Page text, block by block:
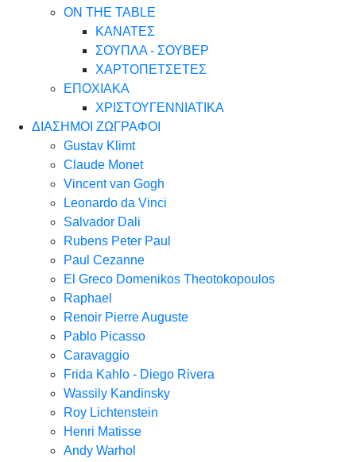
ON THE TABLE
ΚΑΝΑΤΕΣ
ΣΟΥΠΛΑ - ΣΟΥΒΕΡ
ΧΑΡΤΟΠΕΤΣΕΤΕΣ
ΕΠΟΧΙΑΚΑ
ΧΡΙΣΤΟΥΓΕΝΝΙΑΤΙΚΑ
ΔΙΑΣΗΜΟΙ ΖΩΓΡΑΦΟΙ
Gustav Klimt
Claude Monet
Vincent van Gogh
Leonardo da Vinci
Salvador Dali
Rubens Peter Paul
Paul Cezanne
El Greco Domenikos Theotokopoulos
Raphael
Renoir Pierre Auguste
Pablo Picasso
Caravaggio
Frida Kahlo - Diego Rivera
Wassily Kandinsky
Roy Lichtenstein
Henri Matisse
Andy Warhol